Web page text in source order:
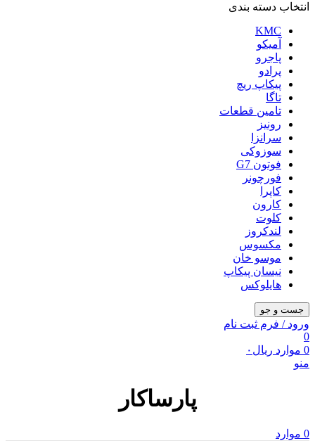
انتخاب دسته بندی
KMC
آمیکو
پاجرو
پرادو
پیکاپ ریچ
تاگا
تامین قطعات
رونیز
سرانزا
سوزوکی
فوتون G7
فورچونر
کاپرا
کارون
کلوت
لندکروز
مکسوس
موسو خان
نیسان پیکاپ
هایلوکس
جست و جو
ورود / فرم ثبت نام
0
0 موارد ریال ۰
منو
پارساکار
0 موارد